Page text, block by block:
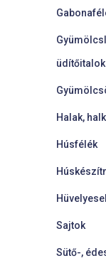
üdítőitalok
Halak,
Húsfélék
Sajtok
Sütő-,